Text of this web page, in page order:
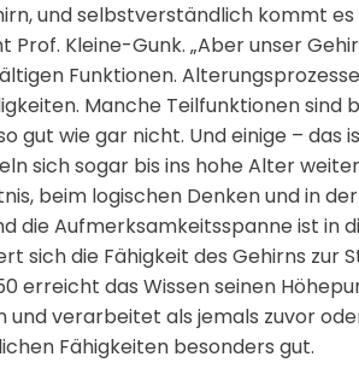
und selbstverständlich kommt es
Prof. Kleine-Gunk. „Aber unser
Funktionen.
Manche Teilfunktionen sind
gut wie gar nicht. Und einige – das
sich sogar bis ins hohe Alter
beim logischen Denken und in
die Aufmerksamkeitsspanne ist in
sich die Fähigkeit des Gehirns zur
erreicht das Wissen seinen
verarbeitet als jemals zuvor
Fähigkeiten besonders gut.